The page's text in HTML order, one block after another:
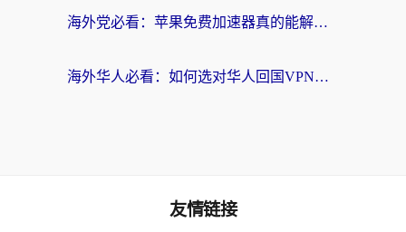
海外党必看：苹果免费加速器真的能解决回国访问难题吗？附实测对比与全平台方案
海外华人必看：如何选对华人回国VPN，无缝刷国内剧、玩手游？
友情链接